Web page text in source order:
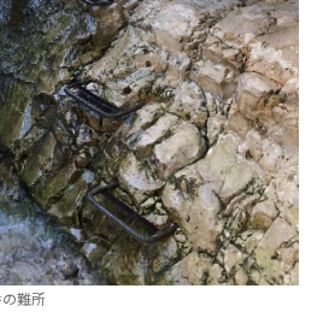
難所